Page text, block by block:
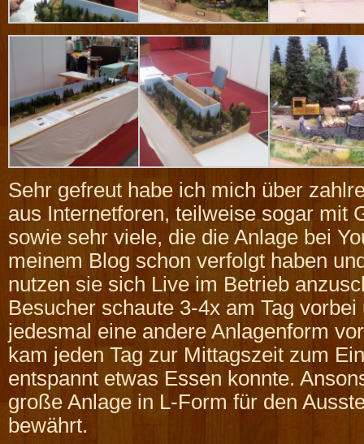
Sehr gefreut habe ich mich über
aus Internetforen, teilweise sogar mit
sowie sehr viele, die die Anlage bei
meinem Blog schon verfolgt haben
nutzen sie sich Live im Betrieb
Besucher schaute 3-4x am Tag vorbei
jedesmal eine andere Anlagenform
kam jeden Tag zur Mittagszeit zum
entspannt etwas Essen konnte.
große Anlage in L-Form für den
bewährt.